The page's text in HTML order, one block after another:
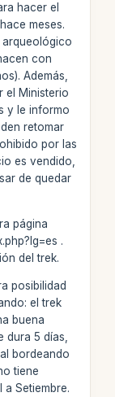
hacer el
meses.
arqueológico
con
Además,
el Ministerio
y le informo
retomar
por las
es vendido,
de quedar
página
.
del trek.
posibilidad
el trek
buena
dura 5 días,
bordeando
tiene
Setiembre.